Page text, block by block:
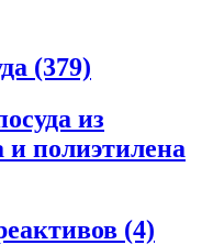
(379)
из
полиэтилена
(4)